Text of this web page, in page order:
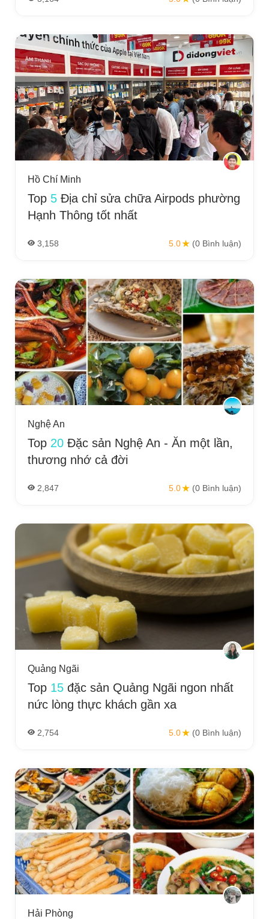
Hồ Chí Minh
Top 5 Địa chỉ sửa chữa Airpods phường
Hạnh Thông tốt nhất
3,158 5.0 (0 Bình luận)
Nghệ An
Top 20 Đặc sản Nghệ An - Ăn một lần,
thương nhớ cả đời
2,847 5.0 (0 Bình luận)
Quảng Ngãi
Top 15 đặc sản Quảng Ngãi ngon nhất
nức lòng thực khách gần xa
2,754 5.0 (0 Bình luận)
Hải Phòng